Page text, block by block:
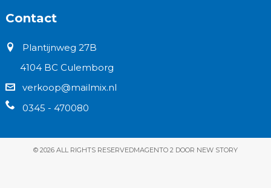
Contact
Plantijnweg 27B
4104 BC Culemborg
verkoop@mailmix.nl
0345 - 470080
© 2026 ALL RIGHTS RESERVEDMAGENTO 2 DOOR NEW STORY